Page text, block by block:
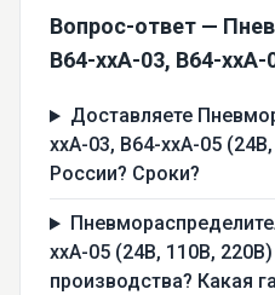
Вопрос-ответ —
В64-xxA-03, В64-ххА-
Доставляете
xxA-03, В64-ххА-05
России? Сроки?
ххА-05 (24В, 110В,
производства? Какая